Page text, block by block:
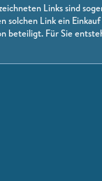
Links sind
solchen Link ein
beteiligt. Für Sie